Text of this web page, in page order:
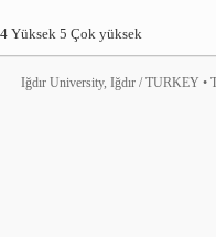
Yüksek 5 Çok yüksek
Iğdır University, Iğdır / TURKEY •